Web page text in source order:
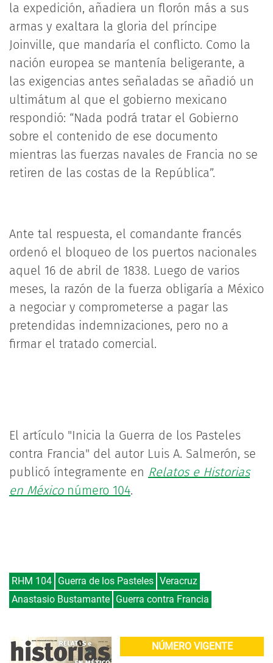
la expedición, añadiera un florón más a sus
armas y exaltara la gloria del príncipe
Joinville, que mandaría el conflicto. Como la
nación europea se mantenía beligerante, a
las exigencias antes señaladas se añadió un
ultimátum al que el gobierno mexicano
respondió: “Nada podrá tratar el Gobierno
sobre el contenido de ese documento
mientras las fuerzas navales de Francia no se
retiren de las costas de la República”.
Ante tal respuesta, el comandante francés
ordenó el bloqueo de los puertos nacionales
aquel 16 de abril de 1838. Luego de varios
meses, la razón de la fuerza obligaría a México
a negociar y comprometerse a pagar las
pretendidas indemnizaciones, pero no a
firmar el tratado comercial.
El artículo "Inicia la Guerra de los Pasteles
contra Francia" del autor Luis A. Salmerón, se
publicó íntegramente en Relatos e Historias
en Méxiconúmero 104.
RHM 104 Guerra de los Pasteles Veracruz
Anastasio Bustamante Guerra contra Francia
NÚMERO VIGENTE